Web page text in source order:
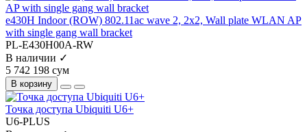
e430H Indoor (ROW) 802.11ac wave 2, 2x2, Wall plate WLAN AP
with single gang wall bracket
PL-E430H00A-RW
В наличии ✓
5 742 198 сум
В корзину
Точка доступа Ubiquiti U6+
U6-PLUS